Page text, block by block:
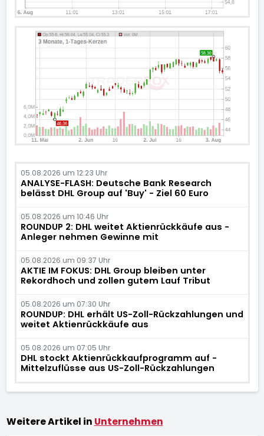
05.08.2026 um 12:23 Uhr
ANALYSE-FLASH: Deutsche Bank Research
belässt DHL Group auf 'Buy' - Ziel 60 Euro
05.08.2026 um 10:46 Uhr
ROUNDUP 2: DHL weitet Aktienrückkäufe aus -
Anleger nehmen Gewinne mit
05.08.2026 um 09:37 Uhr
AKTIE IM FOKUS: DHL Group bleiben unter
Rekordhoch und zollen gutem Lauf Tribut
05.08.2026 um 07:30 Uhr
ROUNDUP: DHL erhält US-Zoll-Rückzahlungen und
weitet Aktienrückkäufe aus
05.08.2026 um 07:05 Uhr
DHL stockt Aktienrückkaufprogramm auf -
Mittelzuflüsse aus US-Zoll-Rückzahlungen
Weitere Artikel in Unternehmen